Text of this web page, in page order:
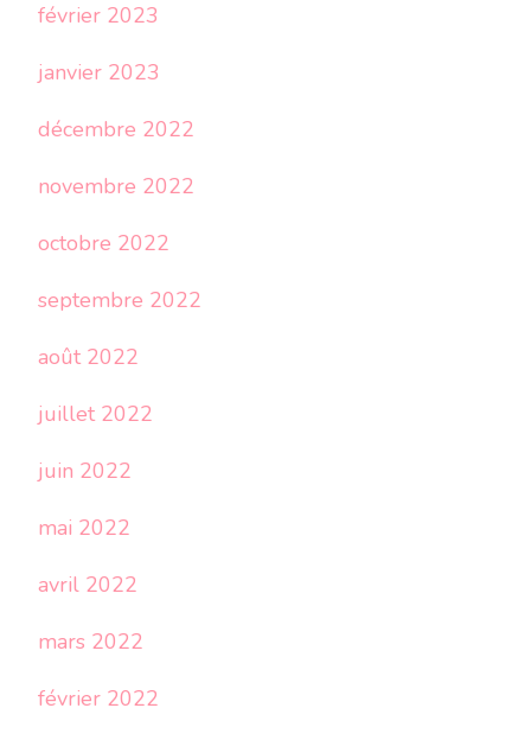
février 2023
janvier 2023
décembre 2022
novembre 2022
octobre 2022
septembre 2022
août 2022
juillet 2022
juin 2022
mai 2022
avril 2022
mars 2022
février 2022